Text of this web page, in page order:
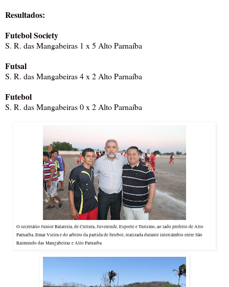
Resultados:
Futebol Society
S. R. das Mangabeiras 1 x 5 Alto Parnaíba
Futsal
S. R. das Mangabeiras 4 x 2 Alto Parnaíba
Futebol
S. R. das Mangabeiras 0 x 2 Alto Parnaíba
O secretário Junior Batateira, de Cultura, Juventude, Esporte e Turismo, ao lado prefeito de Alto
Parnaíba, Itmar Vieira e do arbitro da partida de futebol, realizada durante intercâmbio entre São
Raimundo das Mangabeiras e Alto Parnaíba